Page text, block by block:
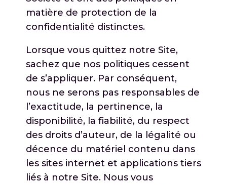
matière de protection de la
confidentialité distinctes.
Lorsque vous quittez notre Site,
sachez que nos politiques cessent
de s’appliquer. Par conséquent,
nous ne serons pas responsables de
l’exactitude, la pertinence, la
disponibilité, la fiabilité, du respect
des droits d’auteur, de la légalité ou
décence du matériel contenu dans
les sites internet et applications tiers
liés à notre Site. Nous vous